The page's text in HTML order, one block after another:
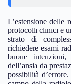
L’estensione delle
protocolli clinici e
strato di
richiedere esami
buone
dell’ansia da
possibilità